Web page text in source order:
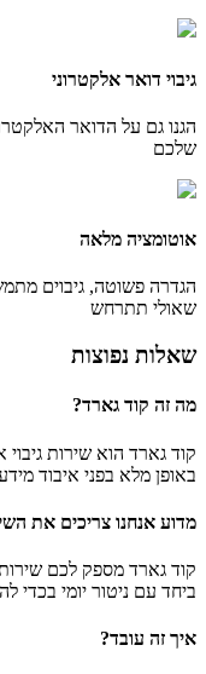
גיבוי דואר אלקטרוני
הגנו גם על הדואר
שלכם
אוטומציה מלאה
הגדרה פשוטה, גיבוים
שאולי תתרחש
שאלות נפוצות
מה זה קוד גארד?
קוד גארד הוא שירות
באופן מלא בפני איבוד מידע
מדוע אנחנו צריכים את
קוד גארד מספק לכם
ביחד עם ניטור יומי בכדי
איך זה עובד?